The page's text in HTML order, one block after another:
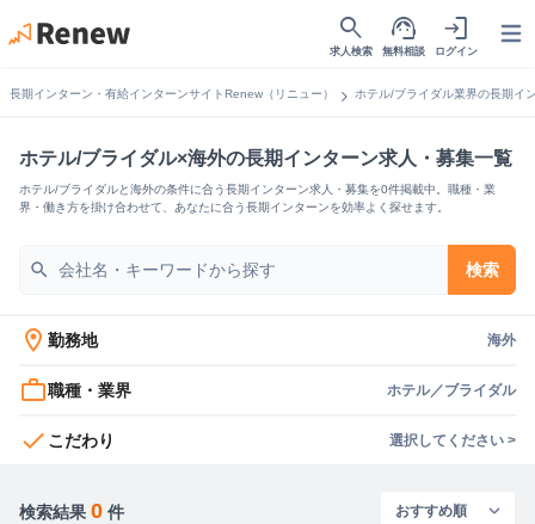
search
求人検索
support_agent
無料相談
login
ログイン
長期インターン・有給インターンサイトRenew（リニュー） chevron_right ホテル/ブライダル業界の長期イ
ホテル/ブライダル×海外の長期インターン求人・募集一覧
ホテル/ブライダルと海外の条件に合う長期インターン求人・募集を0件掲載中。職種・業
界・働き方を掛け合わせて、あなたに合う長期インターンを効率よく探せます。
search 検索
location_on 勤務地 海外
work_outline職種・業界 ホテル／ブライダル
check こだわり 選択してください >
検索結果 0 件